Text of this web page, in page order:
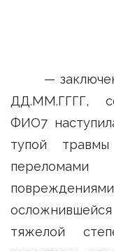
—
ДД.ММ.ГГГГ,
ФИО7
тупой
тяжелой